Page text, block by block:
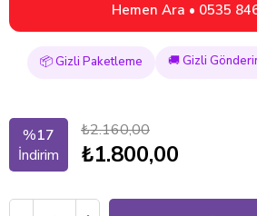
Hemen Ara • 0535
📦 Gizli Paketleme 🚚 Gizli
%17
İndirim
₺2.160,00
₺1.800,00